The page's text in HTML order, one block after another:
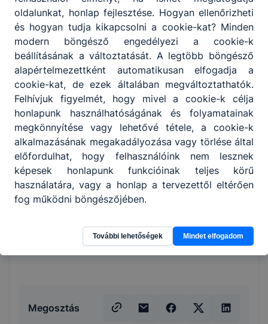
Megosztás
oldalunkat, honlap fejlesztése. Hogyan ellenőrizheti
és hogyan tudja kikapcsolni a cookie-kat? Minden
modern böngésző engedélyezi a cookie-k
beállításának a változtatását. A legtöbb böngésző
alapértelmezettként automatikusan elfogadja a
cookie-kat, de ezek általában megváltoztathatók.
Felhívjuk figyelmét, hogy mivel a cookie-k célja
honlapunk használhatóságának és folyamatainak
megkönnyítése vagy lehetővé tétele, a cookie-k
alkalmazásának megakadályozása vagy törlése által
előfordulhat, hogy felhasználóink nem lesznek
képesek honlapunk funkcióinak teljes körű
használatára, vagy a honlap a tervezettől eltérően
fog működni böngészőjében.
További lehetőségek Mindet elfogadom